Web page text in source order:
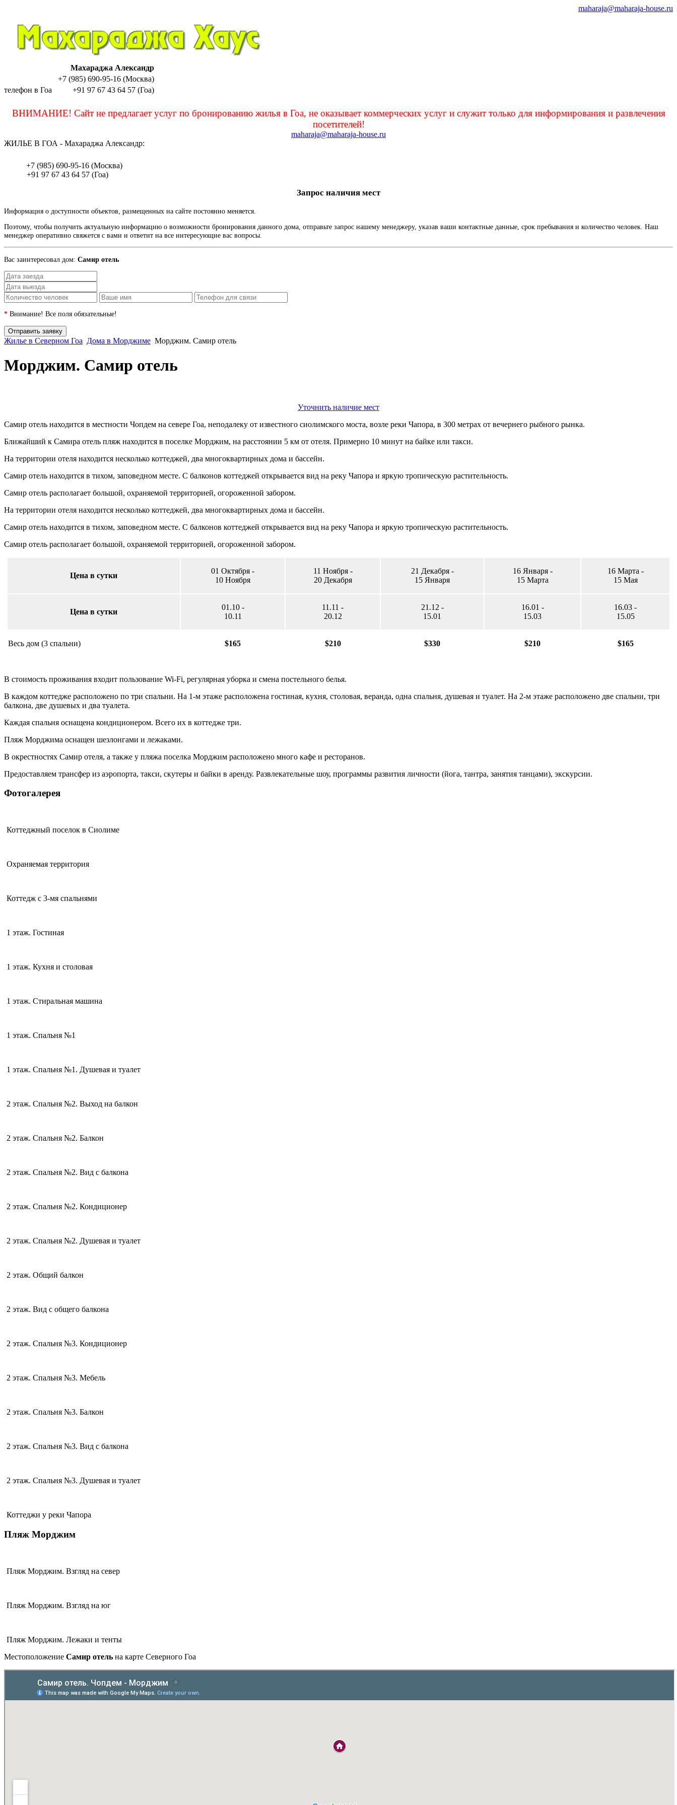
maharaja@maharaja-house.ru
Махараджа Александр
+7 (985) 690-95-16 (Москва)
телефон в Гоа
+91 97 67 43 64 57 (Гоа)
ВНИМАНИЕ! Сайт не предлагает услуг по бронированию жилья в Гоа, не оказывает коммерческих услуг и служит только для информирования и развлечения
посетителей!
maharaja@maharaja-house.ru
ЖИЛЬЕ В ГОА - Махараджа Александр:
+7 (985) 690-95-16 (Москва)
+91 97 67 43 64 57 (Гоа)
Запрос наличия мест
Информация о доступности объектов, размещенных на сайте постоянно меняется.
Поэтому, чтобы получить актуальную информацию о возможности бронирования данного дома, отправьте запрос нашему менеджеру, указав ваши контактные данные, срок пребывания и количество человек. Наш
менеджер оперативно свяжется с вами и ответит на все интересующие вас вопросы.
Вас заинтересовал дом: Самир отель
* Внимание! Все поля обязательные!
Жилье в Северном Гоа Дома в Морджиме Морджим. Самир отель
Морджим. Самир отель
Уточнить наличие мест
Самир отель находится в местности Чопдем на севере Гоа, неподалеку от известного сиолимского моста, возле реки Чапора, в 300 метрах от вечернего рыбного рынка.
Ближайший к Самира отель пляж находится в поселке Морджим, на расстоянии 5 км от отеля. Примерно 10 минут на байке или такси.
На территории отеля находится несколько коттеджей, два многоквартирных дома и бассейн.
Самир отель находится в тихом, заповедном месте. С балконов коттеджей открывается вид на реку Чапора и яркую тропическую растительность.
Самир отель располагает большой, охраняемой территорией, огороженной забором.
На территории отеля находится несколько коттеджей, два многоквартирных дома и бассейн.
Самир отель находится в тихом, заповедном месте. С балконов коттеджей открывается вид на реку Чапора и яркую тропическую растительность.
Самир отель располагает большой, охраняемой территорией, огороженной забором.
Цена в сутки
01 Октября -
10 Ноября
11 Ноября -
20 Декабря
21 Декабря -
15 Января
16 Января -
15 Марта
16 Марта -
15 Мая
Цена в сутки
01.10 -
10.11
11.11 -
20.12
21.12 -
15.01
16.01 -
15.03
16.03 -
15.05
Весь дом (3 спальни) $165 $210 $330 $210 $165
В стоимость проживания входит пользование Wi-Fi, регулярная уборка и смена постельного белья.
В каждом коттедже расположено по три спальни. На 1-м этаже расположена гостиная, кухня, столовая, веранда, одна спальня, душевая и туалет. На 2-м этаже расположено две спальни, три
балкона, две душевых и два туалета.
Каждая спальня оснащена кондиционером. Всего их в коттедже три.
Пляж Морджима оснащен шезлонгами и лежаками.
В окрестностях Самир отеля, а также у пляжа поселка Морджим расположено много кафе и ресторанов.
Предоставляем трансфер из аэропорта, такси, скутеры и байки в аренду. Развлекательные шоу, программы развития личности (йога, тантра, занятия танцами), экскурсии.
Фотогалерея
Коттеджный поселок в Сиолиме
Охраняемая территория
Коттедж с 3-мя спальнями
1 этаж. Гостиная
1 этаж. Кухня и столовая
1 этаж. Стиральная машина
1 этаж. Спальня №1
1 этаж. Спальня №1. Душевая и туалет
2 этаж. Спальня №2. Выход на балкон
2 этаж. Спальня №2. Балкон
2 этаж. Спальня №2. Вид с балкона
2 этаж. Спальня №2. Кондиционер
2 этаж. Спальня №2. Душевая и туалет
2 этаж. Общий балкон
2 этаж. Вид с общего балкона
2 этаж. Спальня №3. Кондиционер
2 этаж. Спальня №3. Мебель
2 этаж. Спальня №3. Балкон
2 этаж. Спальня №3. Вид с балкона
2 этаж. Спальня №3. Душевая и туалет
Коттеджи у реки Чапора
Пляж Морджим
Пляж Морджим. Взгляд на север
Пляж Морджим. Взгляд на юг
Пляж Морджим. Лежаки и тенты
Местоположение Самир отель на карте Северного Гоа